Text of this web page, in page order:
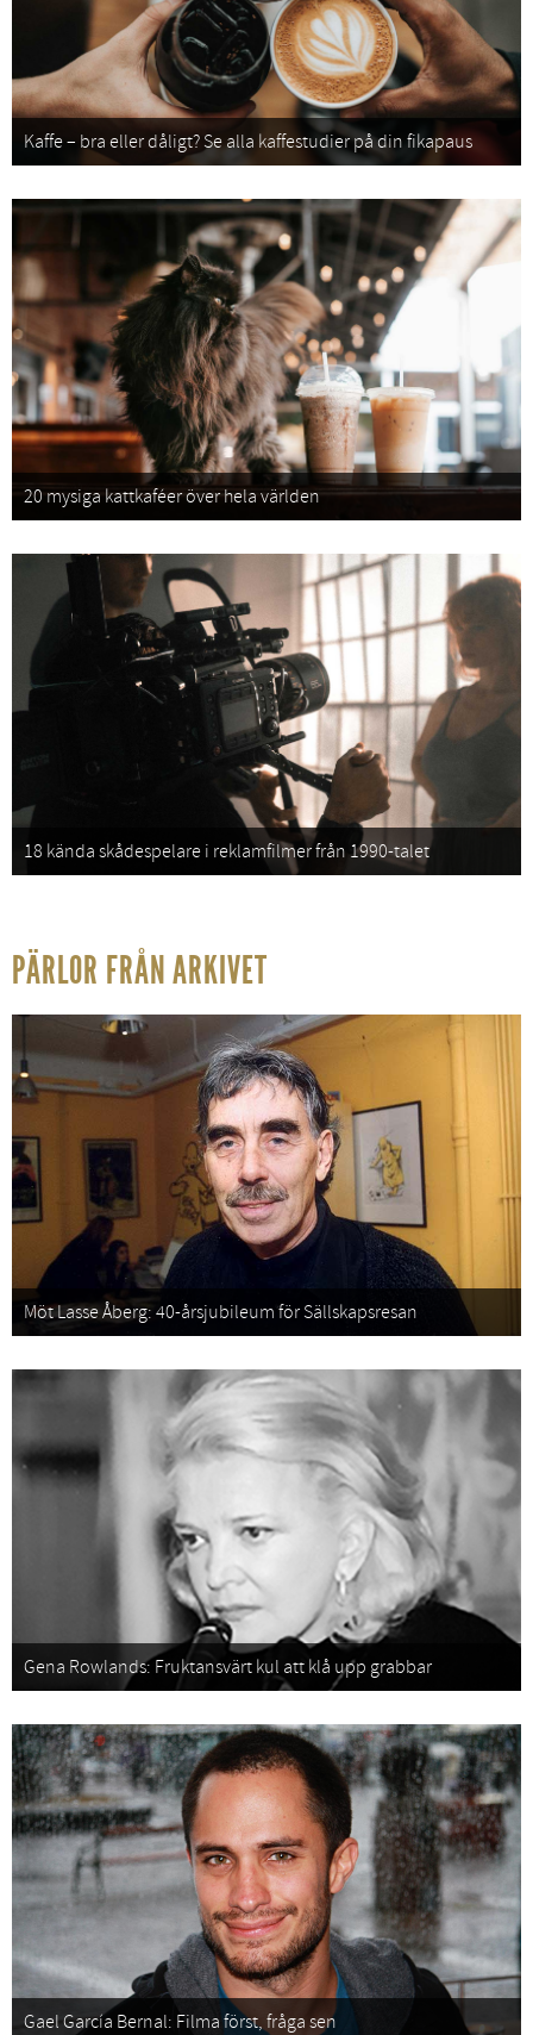
Kaffe – bra eller dåligt? Se alla kaffestudier på din fikapaus
20 mysiga kattkaféer över hela världen
18 kända skådespelare i reklamfilmer från 1990-talet
PÄRLOR FRÅN ARKIVET
Möt Lasse Åberg: 40-årsjubileum för Sällskapsresan
Gena Rowlands: Fruktansvärt kul att klå upp grabbar
Gael García Bernal: Filma först, fråga sen